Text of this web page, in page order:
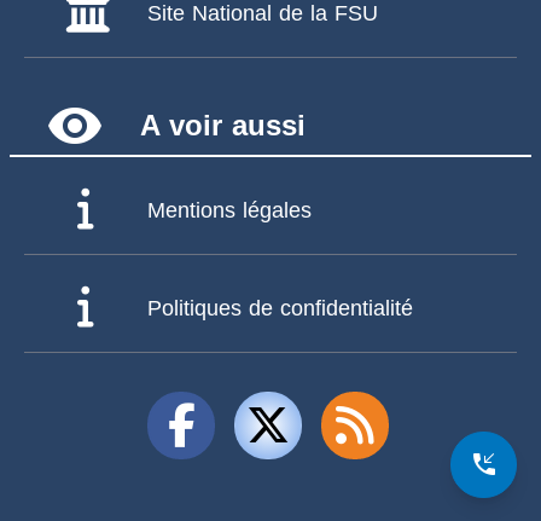
phone_callback
Site National de la FSU
remove_red_eye A voir aussi
Mentions légales
Politiques de confidentialité